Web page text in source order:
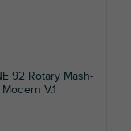
92 Rotary Mash-
V.1